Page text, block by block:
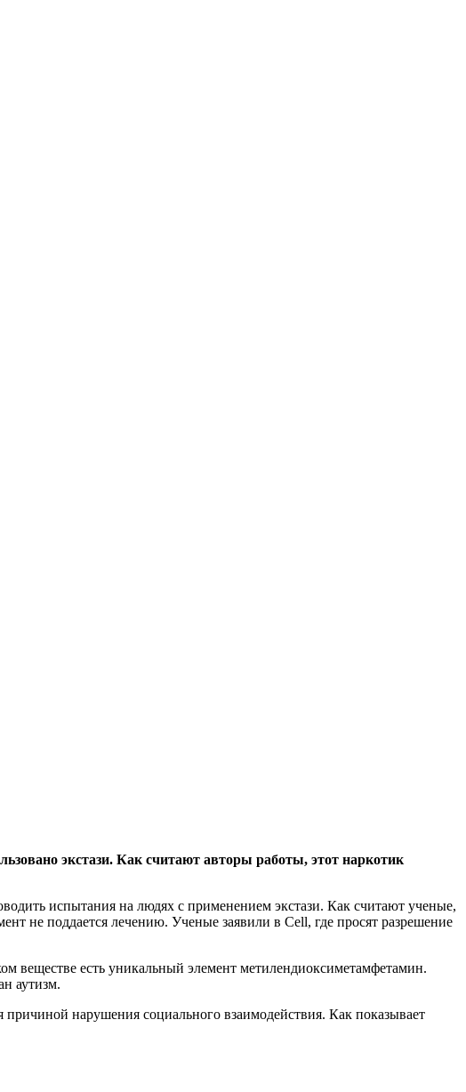
экстази. Как считают авторы работы, этот наркотик
испытания на людях с применением экстази. Как считают ученые,
не поддается лечению. Ученые заявили в Cell, где просят разрешение
веществе есть уникальный элемент метилендиоксиметамфетамин.
аутизм.
причиной нарушения социального взаимодействия. Как показывает